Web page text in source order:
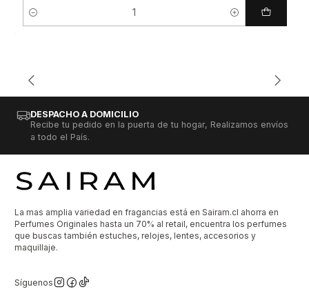
Cantidad
DESPACHO A DOMICILIO
Recibe tu pedido en la puerta de tu hogar, Realizamos envíos
a todo el País.
La mas amplia variedad en fragancias está en Sairam.cl ahorra en
Perfumes Originales hasta un 70% al retail, encuentra los perfumes
que buscas también estuches, relojes, lentes, accesorios y
maquillaje.
Síguenos